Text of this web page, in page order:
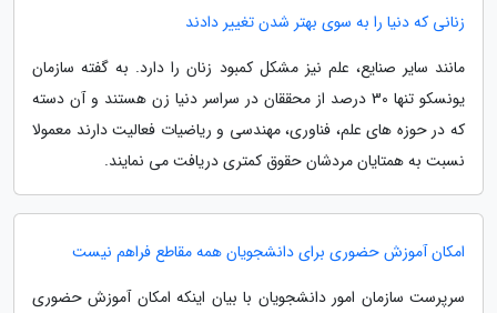
زنانی که دنیا را به سوی بهتر شدن تغییر دادند
مانند سایر صنایع، علم نیز مشکل کمبود زنان را دارد. به گفته سازمان
یونسکو تنها 30 درصد از محققان در سراسر دنیا زن هستند و آن دسته
که در حوزه های علم، فناوری، مهندسی و ریاضیات فعالیت دارند معمولا
نسبت به همتایان مردشان حقوق کمتری دریافت می نمایند.
امکان آموزش حضوری برای دانشجویان همه مقاطع فراهم نیست
سرپرست سازمان امور دانشجویان با بیان اینکه امکان آموزش حضوری